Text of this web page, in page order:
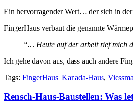
Ein hervorragender Wert… der sich in
FingerHaus verbaut die genannte
“… Heute auf der arbeit rief mich
Ich gehe davon aus, dass auch andere
Tags: FingerHaus, Kanada-Haus,
Rensch-Haus-Baustellen: Was